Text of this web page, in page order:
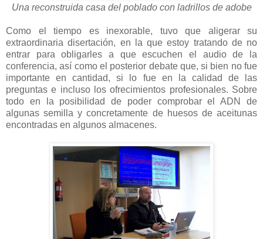
Una reconstruida casa del poblado con ladrillos de adobe
Como el tiempo es inexorable, tuvo que aligerar su
extraordinaria disertación, en la que estoy tratando de no
entrar para obligarles a que escuchen el audio de la
conferencia, así como el posterior debate que, si bien no fue
importante en cantidad, si lo fue en la calidad de las
preguntas e incluso los ofrecimientos profesionales. Sobre
todo en la posibilidad de poder comprobar el ADN de
algunas semilla y concretamente de huesos de aceitunas
encontradas en algunos almacenes.